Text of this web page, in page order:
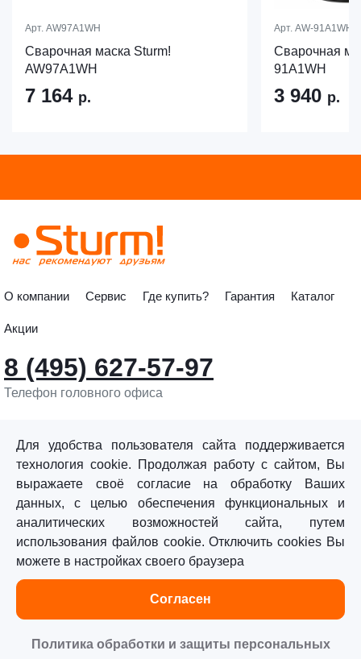
Арт. AW97A1WH
Сварочная маска Sturm!
AW97A1WH
7 164 р.
Арт. AW-91A1WH
Сварочная
91A1WH
3 940 р.
О компании Сервис Где купить? Гарантия Каталог
Акции
8 (495) 627-57-97
Телефон головного офиса
©«Sturm!» 2011–2026 ®
Все права защищены.
Политика обработки персональных данных
Для удобства пользователя сайта поддерживается
технология cookie. Продолжая работу с сайтом, Вы
выражаете своё согласие на обработку Ваших
данных, с целью обеспечения функциональных и
аналитических возможностей сайта, путем
использования файлов cookie. Отключить cookies Вы
можете в настройках своего браузера
Согласен
Политика обработки и защиты персональных